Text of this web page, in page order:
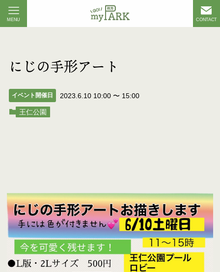
CONTACT
MENU
にじの手形アート
イベント開催日 2023.6.10 10:00 〜 15:00
王仁公園